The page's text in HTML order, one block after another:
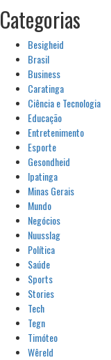
Categorias
Besigheid
Brasil
Business
Caratinga
Ciência e Tecnologia
Educação
Entretenimento
Esporte
Gesondheid
Ipatinga
Minas Gerais
Mundo
Negócios
Nuusslag
Política
Saúde
Sports
Stories
Tech
Tegn
Timóteo
Wêreld